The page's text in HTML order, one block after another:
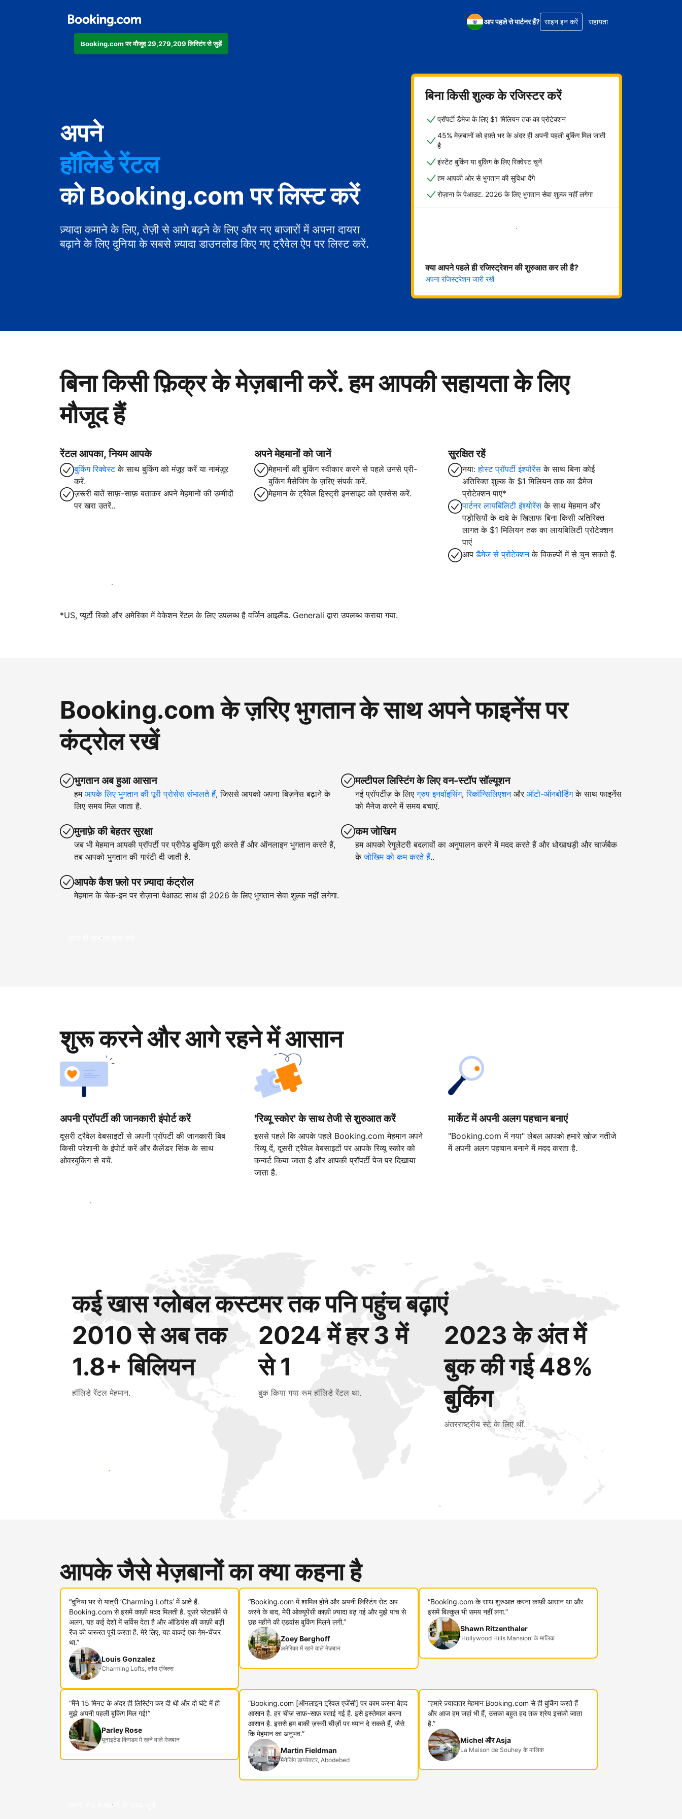
Booking.com पर मौजूद 29,279,209 लिस्टिंग से जुड़ें
आप पहले से पार्टनर हैं? साइन इन करें सहायता
अपने
होटल
हॉलिडे रेंटल
गेस्ट हाउस
बेड एंड ब्रेकफ़ास्ट
को Booking.com पर लिस्ट करें
ज़्यादा कमाने के लिए, तेज़ी से आगे बढ़ने के लिए और नए बाजारों में अपना दायरा
बढ़ाने के लिए दुनिया के सबसे ज़्यादा डाउनलोड किए गए ट्रैवेल ऐप पर लिस्ट करें.
बिना किसी शुल्क के रजिस्टर करें
प्रॉपर्टी डैमेज के लिए $1 मिलियन तक का प्रोटेक्शन
45% मेज़बानों को हफ़्ते भर के अंदर ही अपनी पहली बुकिंग मिल जाती
है
इंस्टेंट बुकिंग या बुकिंग के लिए रिक्वेस्ट चुनें
हम आपकी ओर से भुगतान की सुविधा देंगे
रोज़ाना के पेआउट. 2026 के लिए भुगतान सेवा शुल्क नहीं लगेगा
अभी शुरू करें
क्या आपने पहले ही रजिस्ट्रेशन की शुरुआत कर ली है?
अपना रजिस्ट्रेशन जारी रखें
बिना किसी फ़िक्र के मेज़बानी करें. हम आपकी सहायता के लिए
मौजूद हैं
रेंटल आपका, नियम आपके
बुकिंग रिक्वेस्टके साथ बुकिंग को मंज़ूर करें या नामंज़ूर
करें.
ज़रूरी बातें साफ़-साफ़ बताकर अपने मेहमानों की उम्मीदों
पर खरा उतरें..
अपने मेहमानों को जानें
मेहमानों की बुकिंग स्वीकार करने से पहले उनसे प्री-
बुकिंग मैसेजिंग के ज़रिए संपर्क करें.
मेहमान के ट्रैवेल हिस्ट्री इनसाइट को एक्सेस करें.
सुरक्षित रहें
नया:होस्ट प्रॉपर्टी इंश्योरेंस के साथ बिना कोई
अतिरिक्त शुल्क के $1 मिलियन तक का डैमेज
प्रोटेक्शन पाएं*
पार्टनर लायबिलिटी इंश्योरेंस के साथ मेहमान और
पड़ोसियों के दावे के खिलाफ बिना किसी अतिरिक्त
लागत के $1 मिलियन तक का लायबिलिटी प्रोटेक्शन
पाएं
आपडैमेज से प्रोटेक्शनके विकल्पों में से चुन सकते हैं.
आज ही हमारे साथ मेजबानी करें
*US, प्यूर्टो रिको और अमेरिका में वेकेशन रेंटल के लिए उपलब्ध है वर्जिन आइलैंड. Generali द्वारा उपलब्ध कराया गया.
Booking.com के ज़रिए भुगतान के साथ अपने फाइनेंस पर
कंट्रोल रखें
भुगतान अब हुआ आसान
हम आपके लिए भुगतान की पूरी प्रोसेस संभालते हैं, जिससे आपको अपना बिज़नेस बढ़ाने के
लिए समय मिल जाता है.
मुनाफ़े की बेहतर सुरक्षा
जब भी मेहमान आपकी प्रॉपर्टी पर प्रीपेड बुकिंग पूरी करते हैं और ऑनलाइन भुगतान करते हैं,
तब आपको भुगतान की गारंटी दी जाती है.
आपके कैश फ़्लो पर ज़्यादा कंट्रोल
मेहमान के चेक-इन पर रोज़ाना पेआउट साथ ही 2026 के लिए भुगतान सेवा शुल्क नहीं लगेगा.
मल्टीपल लिस्टिंग के लिए वन-स्टॉप सॉल्यूशन
नई प्रॉपर्टीज़ के लिएग्रुप इनवॉइसिंग,रिकॉन्सिलिएशनऔर ऑटो-ऑनबोर्डिंगके साथ फाइनेंस
को मैनेज करने में समय बचाएं.
कम जोखिम
हम आपको रेगुलेटरी बदलावों का अनुपालन करने में मदद करते हैं और धोखाधड़ी और चार्जबैक
केजोखिम को कम करते हैं..
आज ही कमाना शुरू करें
शुरू करने और आगे रहने में आसान
अपनी प्रॉपर्टी की जानकारी इंपोर्ट करें
दूसरी ट्रैवेल वेबसाइटों से अपनी प्रॉपर्टी की जानकारी बिब
किसी परेशानी के इंपोर्ट करें और कैलेंडर सिंक के साथ
ओवरबुकिंग से बचें.
'रिव्यू स्कोर' के साथ तेजी से शुरुआत करें
इससे पहले कि आपके पहले Booking.com मेहमान अपने
रिव्यू दें, दूसरी ट्रैवेल वेबसाइटों पर आपके रिव्यू स्कोर को
कन्वर्ट किया जाता है और आपकी प्रॉपर्टी पेज पर दिखाया
जाता है.
मार्केट में अपनी अलग पहचान बनाएं
"Booking.com में नया" लेबल आपको हमारे खोज नतीजे
में अपनी अलग पहचान बनाने में मदद करता है.
आज ही शुरू करें
कई खास ग्लोबल कस्टमर तक पनि पहुंच बढ़ाएं
2010 से अब तक
1.8+ बिलियन
हॉलिडे रेंटल मेहमान.
2024 में हर 3 में
से 1
बुक किया गया रूम हॉलिडे रेंटल था.
2023 के अंत में
बुक की गई 48%
बुकिंग
अंतरराष्ट्रीय स्टे के लिए थीं.
आज ही नए मेहमानों तक पहुंचें
आपके जैसे मेज़बानों का क्या कहना है
“दुनिया भर से यात्री ‘Charming Lofts’ में आते हैं.
Booking.com से इसमें काफ़ी मदद मिलती है. दूसरे प्लेटफ़ॉर्म से
अलग, यह कई देशों में सर्विस देता है और ऑडियंस की काफ़ी बड़ी
रेंज की ज़रूरत पूरी करता है. मेरे लिए, यह वाकई एक गेम-चेंजर
था.”
Louis Gonzalez
Charming Lofts, लॉस एंजिल्स
“Booking.com में शामिल होने और अपनी लिस्टिंग सेट अप
करने के बाद, मेरी ओक्यूपेंसी काफ़ी ज़्यादा बढ़ गई और मुझे पांच से
छह महीने की एडवांस बुकिंग मिलने लगी.”
Zoey Berghoff
अमेरिका में रहने वाले मेज़बान
“Booking.com के साथ शुरुआत करना काफ़ी आसान था और
इसमें बिल्कुल भी समय नहीं लगा.”
Shawn Ritzenthaler
‘Hollywood Hills Mansion’ के मालिक
“मैंने 15 मिनट के अंदर ही लिस्टिंग कर दी थी और दो घंटे में ही
मुझे अपनी पहली बुकिंग मिल गई!”
Parley Rose
यूनाइटेड किंगडम में रहने वाले मेज़बान
“Booking.com [ऑनलाइन ट्रैवल एजेंसी] पर काम करना बेहद
आसान है. हर चीज़ साफ़-साफ़ बताई गई है. इसे इस्तेमाल करना
आसान है. इससे हम बाकी ज़रूरी चीज़ों पर ध्यान दे सकते हैं, जैसे
कि मेहमान का अनुभव.”
Martin Fieldman
मैनेजिंग डायरेक्टर, Abodebed
“हमारे ज़्यादातर मेहमान Booking.com से ही बुकिंग करते हैं
और आज हम जहां भी हैं, उसका बहुत हद तक श्रेय इसको जाता
है.”
Michel और Asja
La Maison de Souhey के मालिक
अपने जैसे मेज़बानों के साथ जुड़ें